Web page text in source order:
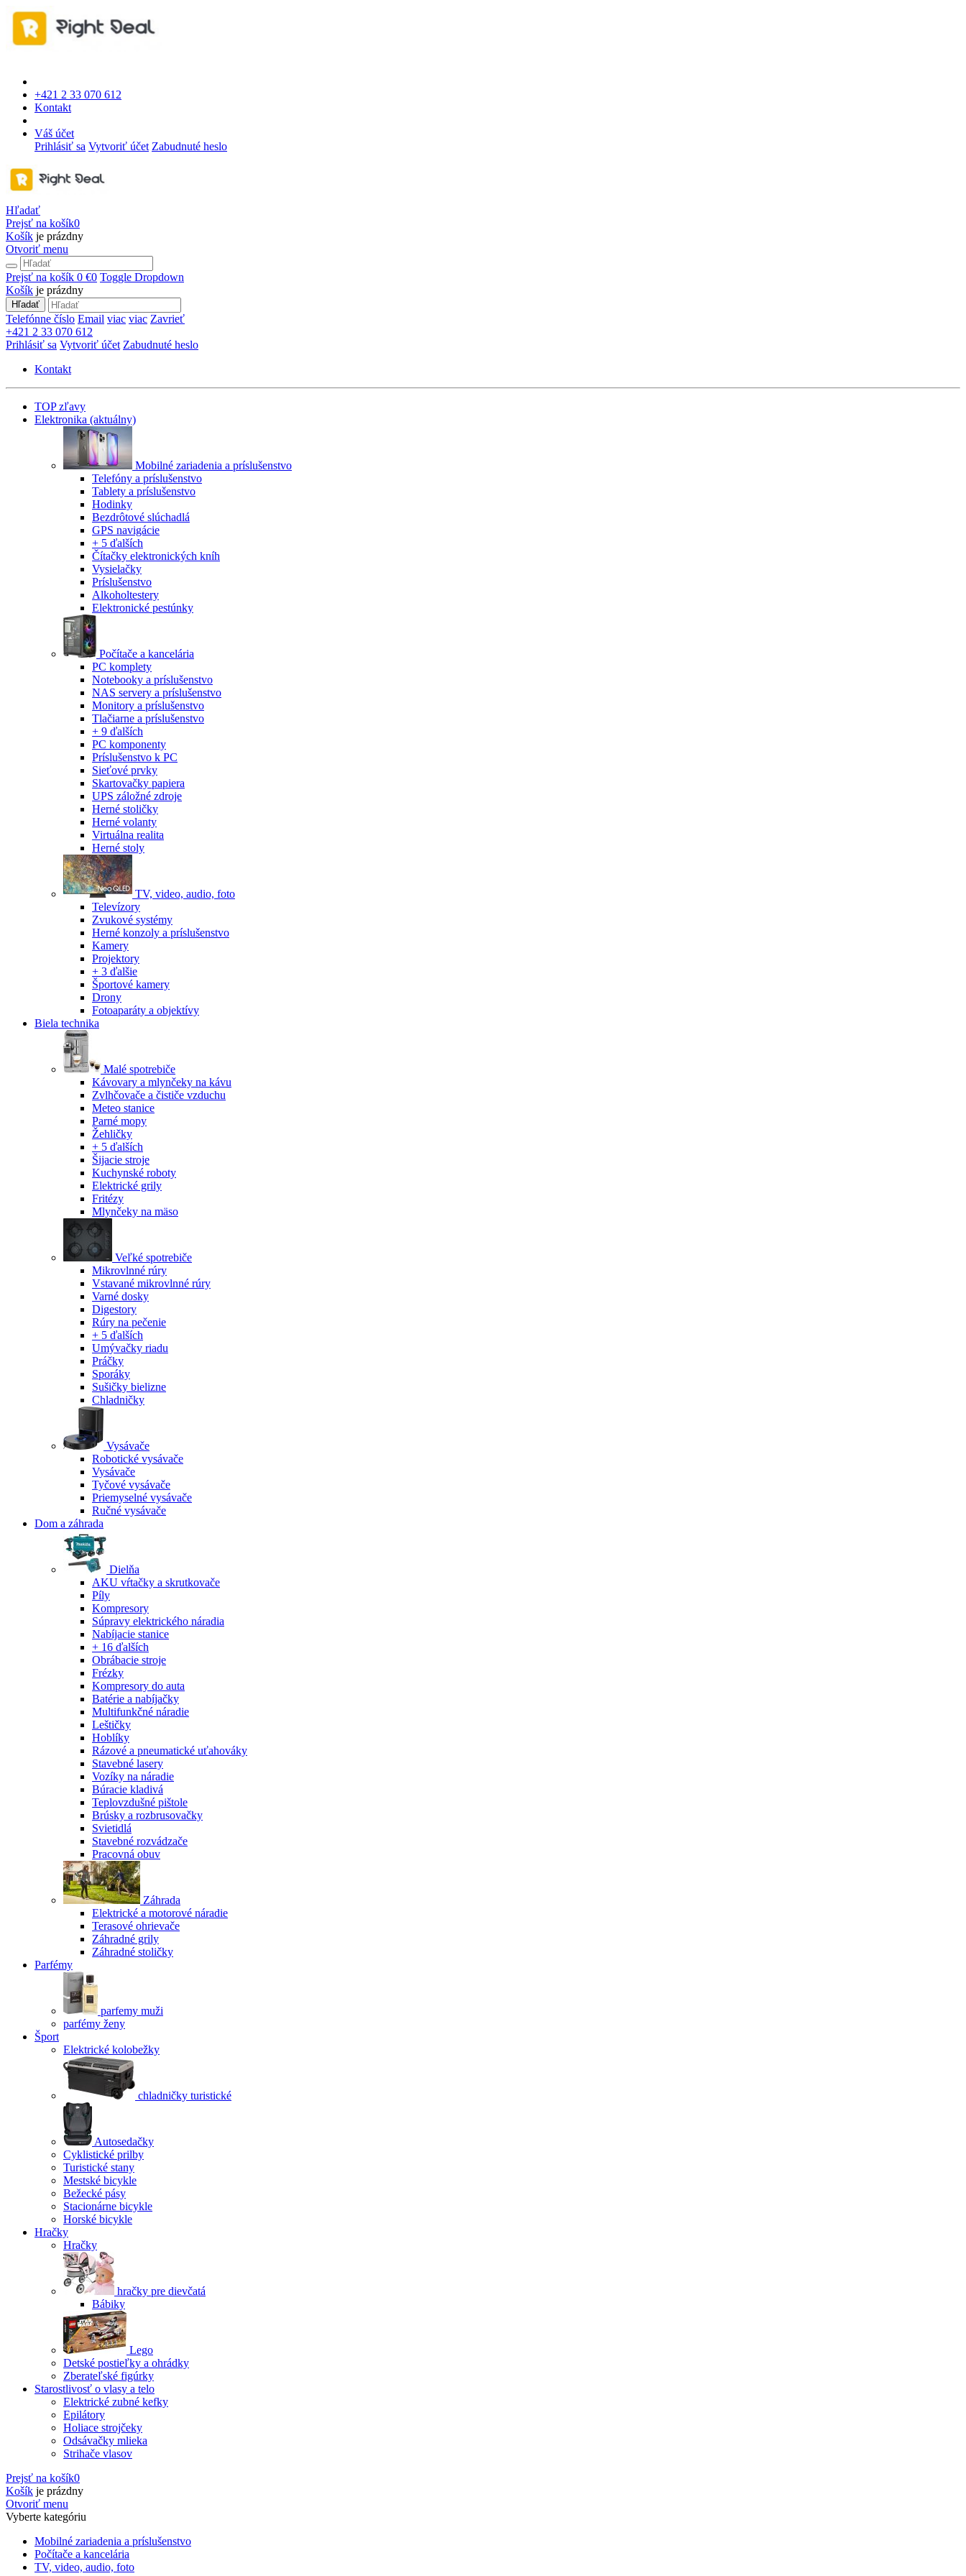
+421 2 33 070 612
Kontakt
Váš účet
Prihlásiť sa Vytvoriť účet Zabudnuté heslo
Hľadať
Prejsť na košík0
Košík je prázdny
Otvoriť menu
Prejsť na košík 0 €0 Toggle Dropdown
Košík je prázdny
Hľadať
Telefónne číslo Email viac viac Zavrieť
+421 2 33 070 612
Prihlásiť sa Vytvoriť účet Zabudnuté heslo
Kontakt
TOP zľavy
Elektronika (aktuálny)
Mobilné zariadenia a príslušenstvo
Telefóny a príslušenstvo
Tablety a príslušenstvo
Hodinky
Bezdrôtové slúchadlá
GPS navigácie
+ 5 ďalších
Čítačky elektronických kníh
Vysielačky
Príslušenstvo
Alkoholtestery
Elektronické pestúnky
Počítače a kancelária
PC komplety
Notebooky a príslušenstvo
NAS servery a príslušenstvo
Monitory a príslušenstvo
Tlačiarne a príslušenstvo
+ 9 ďalších
PC komponenty
Príslušenstvo k PC
Sieťové prvky
Skartovačky papiera
UPS záložné zdroje
Herné stoličky
Herné volanty
Virtuálna realita
Herné stoly
TV, video, audio, foto
Televízory
Zvukové systémy
Herné konzoly a príslušenstvo
Kamery
Projektory
+ 3 ďalšie
Športové kamery
Drony
Fotoaparáty a objektívy
Biela technika
Malé spotrebiče
Kávovary a mlynčeky na kávu
Zvlhčovače a čističe vzduchu
Meteo stanice
Parné mopy
Žehličky
+ 5 ďalších
Šijacie stroje
Kuchynské roboty
Elektrické grily
Fritézy
Mlynčeky na mäso
Veľké spotrebiče
Mikrovlnné rúry
Vstavané mikrovlnné rúry
Varné dosky
Digestory
Rúry na pečenie
+ 5 ďalších
Umývačky riadu
Práčky
Sporáky
Sušičky bielizne
Chladničky
Vysávače
Robotické vysávače
Vysávače
Tyčové vysávače
Priemyselné vysávače
Ručné vysávače
Dom a záhrada
Dielňa
AKU vŕtačky a skrutkovače
Píly
Kompresory
Súpravy elektrického náradia
Nabíjacie stanice
+ 16 ďalších
Obrábacie stroje
Frézky
Kompresory do auta
Batérie a nabíjačky
Multifunkčné náradie
Leštičky
Hoblíky
Rázové a pneumatické uťahováky
Stavebné lasery
Vozíky na náradie
Búracie kladivá
Teplovzdušné pištole
Brúsky a rozbrusovačky
Svietidlá
Stavebné rozvádzače
Pracovná obuv
Záhrada
Elektrické a motorové náradie
Terasové ohrievače
Záhradné grily
Záhradné stoličky
Parfémy
parfemy muži
parfémy ženy
Šport
Elektrické kolobežky
chladničky turistické
Autosedačky
Cyklistické prilby
Turistické stany
Mestské bicykle
Bežecké pásy
Stacionárne bicykle
Horské bicykle
Hračky
Hračky
hračky pre dievčatá
Bábiky
Lego
Detské postieľky a ohrádky
Zberateľské figúrky
Starostlivosť o vlasy a telo
Elektrické zubné kefky
Epilátory
Holiace strojčeky
Odsávačky mlieka
Strihače vlasov
Prejsť na košík0
Košík je prázdny
Otvoriť menu
Vyberte kategóriu
Mobilné zariadenia a príslušenstvo
Počítače a kancelária
TV, video, audio, foto